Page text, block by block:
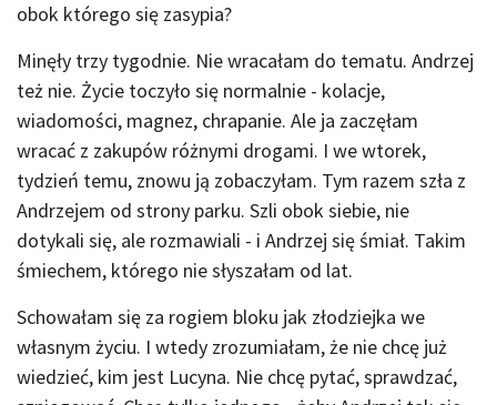
obok którego się zasypia?
Minęły trzy tygodnie. Nie wracałam do tematu. Andrzej
też nie. Życie toczyło się normalnie - kolacje,
wiadomości, magnez, chrapanie. Ale ja zaczęłam
wracać z zakupów różnymi drogami. I we wtorek,
tydzień temu, znowu ją zobaczyłam. Tym razem szła z
Andrzejem od strony parku. Szli obok siebie, nie
dotykali się, ale rozmawiali - i Andrzej się śmiał. Takim
śmiechem, którego nie słyszałam od lat.
Schowałam się za rogiem bloku jak złodziejka we
własnym życiu. I wtedy zrozumiałam, że nie chcę już
wiedzieć, kim jest Lucyna. Nie chcę pytać, sprawdzać,